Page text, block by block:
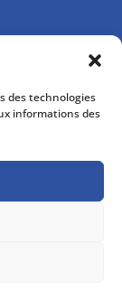
des technologies
informations des